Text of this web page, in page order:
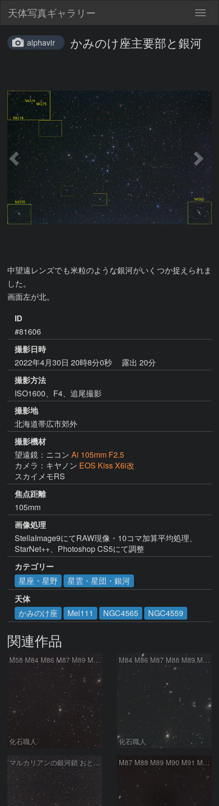
天体写真ギャラリー
alphavir かみのけ座主要部と銀河
中望遠レンズでも米粒のような銀河がいくつか捉えられま
した。
画面左が北。
ID
#81606
撮影日時
2022年4月30日 20時8分0秒
露出 20分
撮影方法
ISO1600、F4、追尾撮影
撮影地
北海道帯広市郊外
撮影機材
望遠鏡：ニコン Ai 105mm F2.5
カメラ：キヤノン EOS Kiss X6i改
スカイメモRS
焦点距離
105mm
画像処理
StellaImage9にてRAW現像・10コマ加算平均処理、
StarNet++、Photoshop CS5にて調整
カテゴリー
星座・星野
星雲・星団・銀河
天体
かみのけ座
Mel111 NGC4565 NGC4559
関連作品
M58 M84 M86 M87 M89 M90 マルカリアンの銀河鎖 おとめ座 かみのけ座
化石職人
M84 M86 M87 M88 M89 M90 M91 マルカリアンの銀河鎖 おとめ座 かみのけ座
化石職人
マルカリアンの銀河鎖 おとめ座・ かみのけ座の銀河 M87 M88 M89 M90 M91 M100 マルカリアンの銀河鎖 おとめ座 かみのけ座